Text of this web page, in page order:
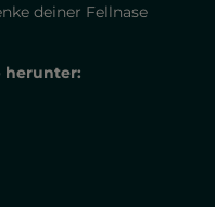
deiner Fellnase
herunter: